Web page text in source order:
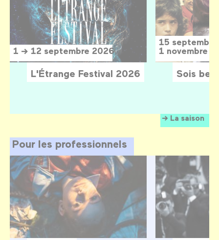
La saison
1 → 12 septembre 2026
L'Étrange Festival 2026
15
1 novembre
Sois
Pour les professionnels